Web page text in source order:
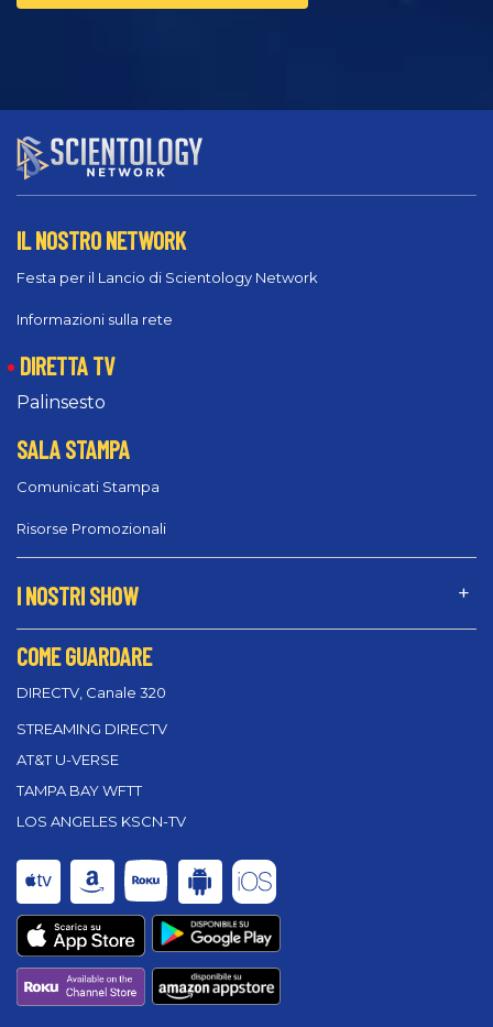
IL NOSTRO NETWORK
Festa per il Lancio di Scientology Network
Informazioni sulla rete
DIRETTA TV
Palinsesto
SALA STAMPA
Comunicati Stampa
Risorse Promozionali
I NOSTRI SHOW
COME GUARDARE
DIRECTV, Canale 320
STREAMING DIRECTV
AT&T U-VERSE
TAMPA BAY WFTT
LOS ANGELES KSCN-TV